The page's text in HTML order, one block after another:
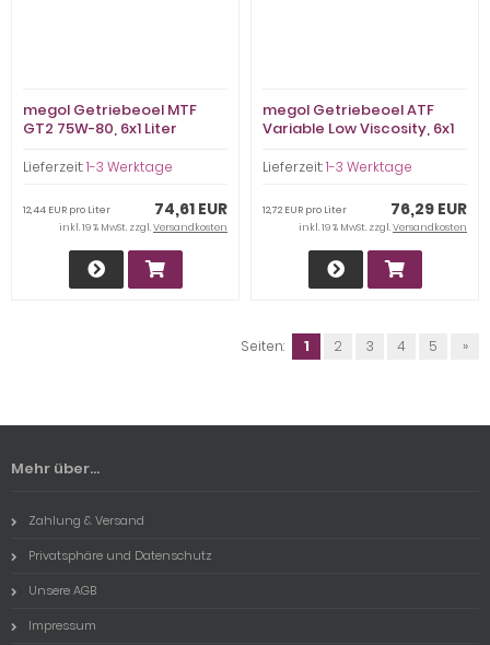
megol Getriebeoel MTF
GT2 75W-80, 6x1 Liter
Lieferzeit:1-3 Werktage
74,61 EUR
12,44 EUR pro Liter
inkl. 19 % MwSt. zzgl.Versandkosten
megol Getriebeoel ATF
Variable Low Viscosity, 6x1
Lieferzeit:1-3 Werktage
76,29 EUR
12,72 EUR pro Liter
inkl. 19 % MwSt. zzgl.Versandkosten
Seiten: 1 2 3 4 5 »
Mehr über...
Zahlung & Versand
Privatsphäre und Datenschutz
Unsere AGB
Impressum